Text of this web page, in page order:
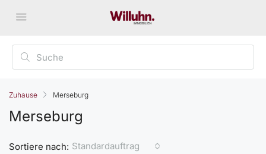
Zuhause Merseburg
Merseburg
Sortiere nach: Standardauftrag